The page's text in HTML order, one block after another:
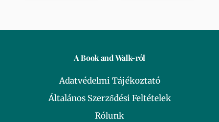
A Book and Walk-ról
Adatvédelmi Tájékoztató
Általános Szerződési Feltételek
Rólunk